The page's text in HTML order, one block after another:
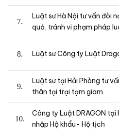
Luật sư Hà Nội tư vấn đòi
quả, tránh vi phạm pháp
Luật sư Công ty Luật
Luật sư tại Hải Phòng tư
thân tại trại tạm giam
Công ty Luật DRAGON
nhập Hộ khẩu- Hộ tịch